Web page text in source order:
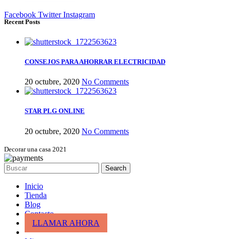
Facebook Twitter Instagram
Recent Posts
CONSEJOS PARA AHORRAR ELECTRICIDAD
20 octubre, 2020 No Comments
STAR PLG ONLINE
20 octubre, 2020 No Comments
Decorar una casa 2021
Search
Inicio
Tienda
Blog
Contacto
LLAMAR AHORA